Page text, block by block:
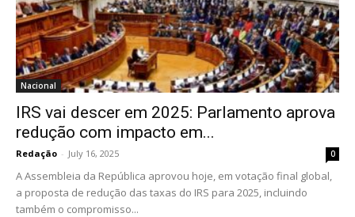
Nacional
IRS vai descer em 2025: Parlamento aprova
redução com impacto em...
Redação - July 16, 2025 0
A Assembleia da República aprovou hoje, em votação final global,
a proposta de redução das taxas do IRS para 2025, incluindo
também o compromisso...